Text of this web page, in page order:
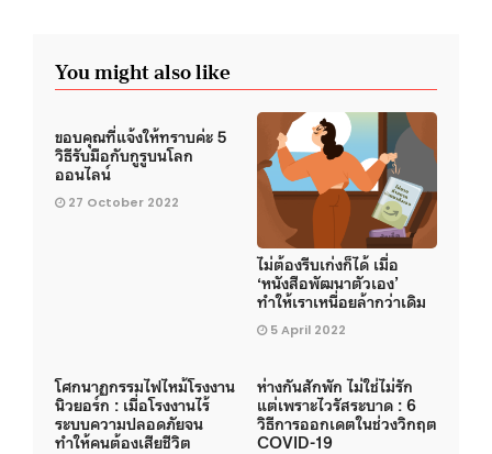
You might also like
ขอบคุณที่แจ้งให้ทราบค่ะ 5
วิธีรับมือกับกูรูบนโลก
ออนไลน์
27 October 2022
ไม่ต้องรีบเก่งก็ได้ เมื่อ
‘หนังสือพัฒนาตัวเอง’
ทำให้เราเหนื่อยล้ากว่าเดิม
5 April 2022
โศกนาฏกรรมไฟไหม้โรงงาน
นิวยอร์ก : เมื่อโรงงานไร้
ระบบความปลอดภัยจน
ทำให้คนต้องเสียชีวิต
ห่างกันสักพัก ไม่ใช่ไม่รัก
แต่เพราะไวรัสระบาด : 6
วิธีการออกเดตในช่วงวิกฤต
COVID-19